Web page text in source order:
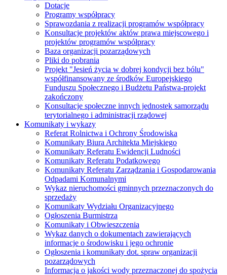
Dotacje
Programy współpracy
Sprawozdania z realizacji programów współpracy
Konsultacje projektów aktów prawa miejscowego i
projektów programów współpracy
Baza organizacji pozarządowych
Pliki do pobrania
Projekt "Jesień życia w dobrej kondycji bez bólu"
współfinansowany ze środków Europejskiego
Funduszu Społecznego i Budżetu Państwa-projekt
zakończony
Konsultacje społeczne innych jednostek samorządu
terytorialnego i administracji rządowej
Komunikaty i wykazy
Referat Rolnictwa i Ochrony Środowiska
Komunikaty Biura Architekta Miejskiego
Komunikaty Referatu Ewidencji Ludności
Komunikaty Referatu Podatkowego
Komunikaty Referatu Zarządzania i Gospodarowania
Odpadami Komunalnymi
Wykaz nieruchomości gminnych przeznaczonych do
sprzedaży
Komunikaty Wydziału Organizacyjnego
Ogłoszenia Burmistrza
Komunikaty i Obwieszczenia
Wykaz danych o dokumentach zawierających
informacje o środowisku i jego ochronie
Ogłoszenia i komunikaty dot. spraw organizacji
pozarządowych
Informacja o jakości wody przeznaczonej do spożycia